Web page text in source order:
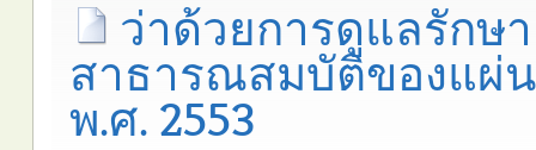
ว่าด้วยการดูแลรักษ
สาธารณสมบัติของแผ่
พ.ศ. 2553